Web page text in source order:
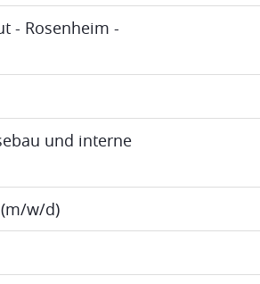
- Rosenheim -
und interne
w/d)